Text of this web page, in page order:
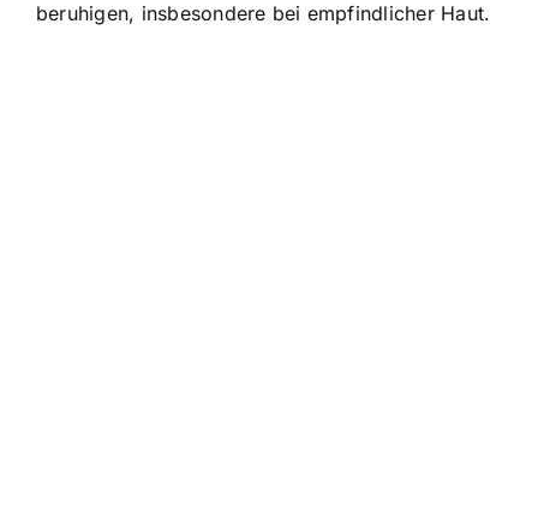
beruhigen, insbesondere bei empfindlicher Haut.